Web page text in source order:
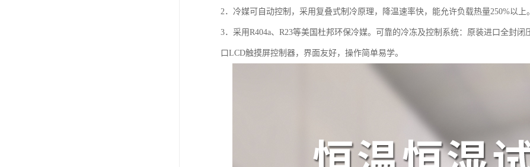
2．冷媒可自动控制，采用复叠式制冷原理，降温速率快，能允许负载热量250%以上。
3．采用R404a、R23等美国杜邦环保冷媒。可靠的冷冻及控制系统：原装进口全封
口LCD触摸屏控制器，界面友好，操作简单易学。